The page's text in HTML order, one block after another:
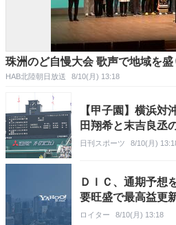
珠洲のど自慢大会 歌声で地域を盛
HAB北陸朝日放送 8/10(月) 13:18
【甲子園】横浜
田翔希と末吉良丞
日刊スポーツ 8/10(月)
ＤＩＣ、通期予
要旺盛で最高益更
ロイター 8/10(月) 13:18